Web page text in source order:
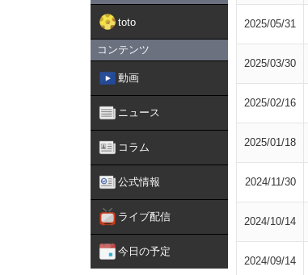
toto
コンテンツ
動画
ニュース
コラム
公式情報
ライブ配信
今日の予定
2025/05/31
2025/03/30
2025/02/16
2025/01/18
2024/11/30
2024/10/14
2024/09/14